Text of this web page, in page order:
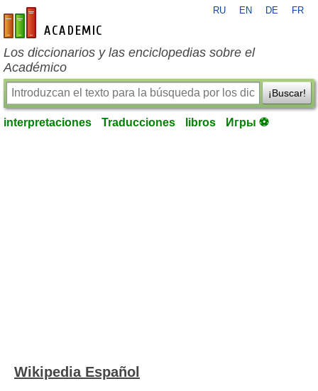
es-academic.com
RU EN DE FR
Los diccionarios y las enciclopedias sobre el
Académico
¡Buscar!
interpretaciones Traducciones libros Игры ⚽
Wikipedia Español